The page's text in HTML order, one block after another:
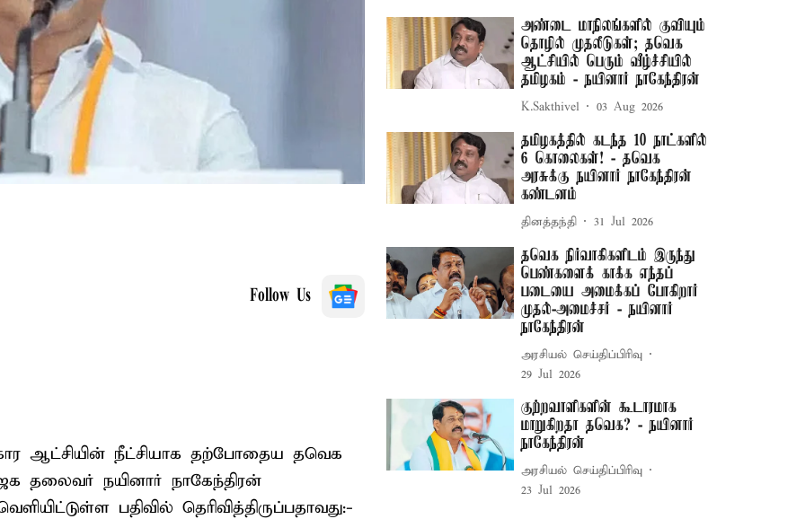
Follow Us
ஆட்சியின் நீட்சியாக தற்போதைய தவெக
தலைவர் நயினார் நாகேந்திரன்
பதிவில் தெரிவித்திருப்பதாவது:-
அண்டை மாநிலங்களில் குவியும்
தொழில் முதலீடுகள்; தவெக
ஆட்சியில் பெரும் வீழ்ச்சியில்
தமிழகம் - நயினார் நாகேந்திரன்
K.Sakthivel 03 Aug 2026
தமிழகத்தில் கடந்த 10 நாட்களில்
6 கொலைகள்! - தவெக
அரசுக்கு நயினார் நாகேந்திரன்
கண்டனம்
தினத்தந்தி 31 Jul 2026
தவெக நிர்வாகிகளிடம் இருந்து
பெண்களைக் காக்க எந்தப்
படையை அமைக்கப் போகிறார்
முதல்-அமைச்சர் - நயினார்
நாகேந்திரன்
அரசியல் செய்திப்பிரிவு
29 Jul 2026
குற்றவாளிகளின் கூடாரமாக
மாறுகிறதா தவெக? - நயினார்
நாகேந்திரன்
அரசியல் செய்திப்பிரிவு
23 Jul 2026